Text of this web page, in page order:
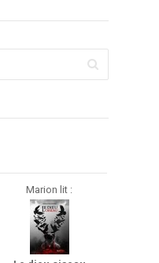
Marion lit :